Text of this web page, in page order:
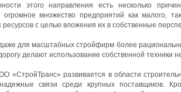
этого направления есть несколько
огромное множество предприятий как малого,
ресурсов с целью вложения их в собственные
для масштабных стройфирм более
делают использование собственной техники
«СтройТранс» развивается в области
связи среди крупных поставщиков.